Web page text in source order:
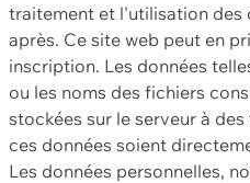
traitement et l'utilisation des
après. Ce site web peut en
inscription. Les données
ou les noms des fichiers
stockées sur le serveur à
ces données soient
Les données personnelles,